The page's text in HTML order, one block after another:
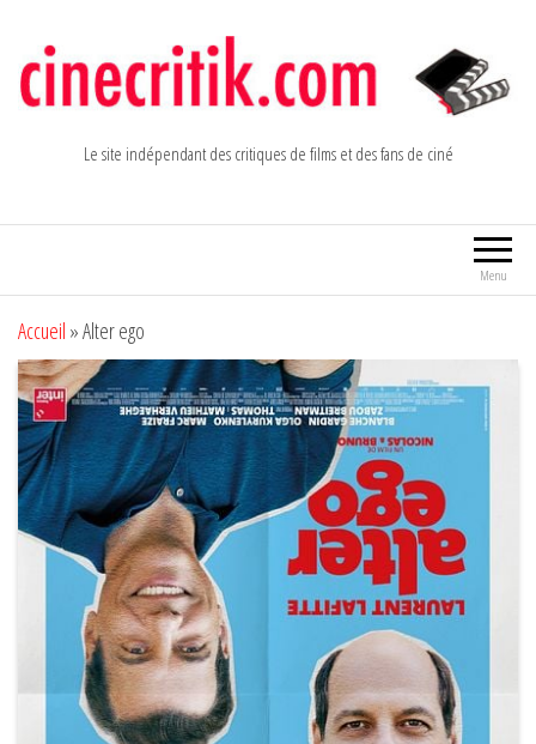
contenu
Le site indépendant des critiques de films et des fans de ciné
Menu
Accueil »Alter ego